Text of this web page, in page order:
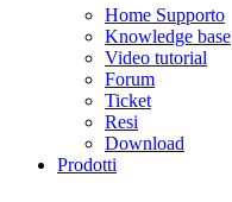
Home Supporto
Knowledge base
Video tutorial
Forum
Ticket
Resi
Download
Prodotti